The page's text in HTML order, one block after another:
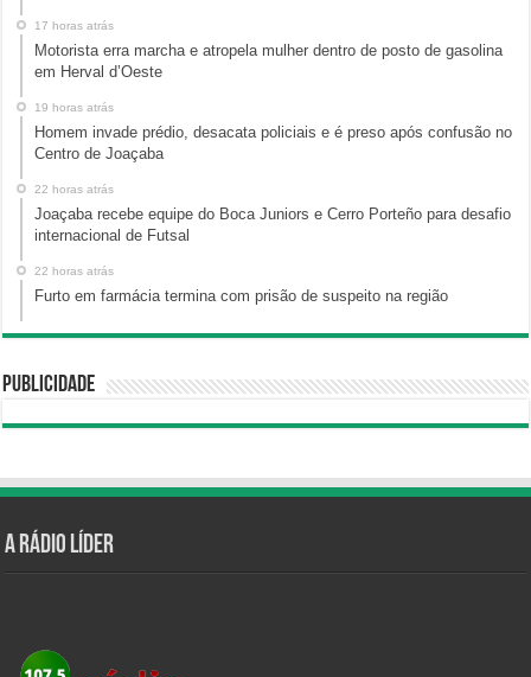
17 horas atrás
Motorista erra marcha e atropela mulher dentro de posto de gasolina
em Herval d’Oeste
19 horas atrás
Homem invade prédio, desacata policiais e é preso após confusão no
Centro de Joaçaba
22 horas atrás
Joaçaba recebe equipe do Boca Juniors e Cerro Porteño para desafio
internacional de Futsal
22 horas atrás
Furto em farmácia termina com prisão de suspeito na região
Publicidade
A Rádio Líder